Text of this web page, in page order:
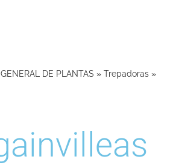
DE PLANTAS » Trepadoras »